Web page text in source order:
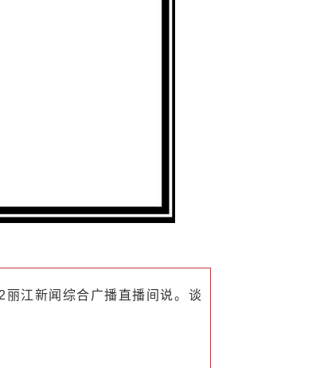
江新闻综合广播直播间说。谈